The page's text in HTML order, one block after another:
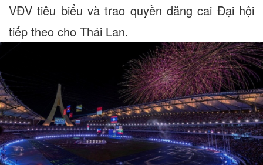
VĐV tiêu biểu và trao quyền đăng cai Đại hội
tiếp theo cho Thái Lan.